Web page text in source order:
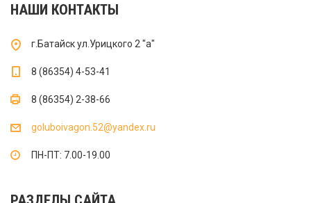
НАШИ КОНТАКТЫ
г.Батайск ул.Урицкого 2 "а"
8 (86354) 4-53-41
8 (86354) 2-38-66
goluboivagon.52@yandex.ru
ПН-ПТ: 7.00-19.00